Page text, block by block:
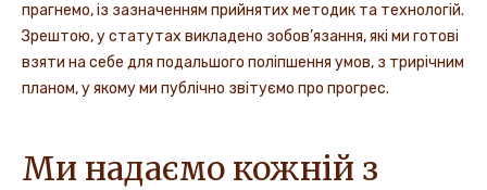
прагнемо, із зазначенням прийнятих методик та технологій.
Зрештою, у статутах викладено зобов’язання, які ми готові
взяти на себе для подальшого поліпшення умов, з трирічним
планом, у якому ми публічно звітуємо про прогрес.
Ми надаємо кожній з